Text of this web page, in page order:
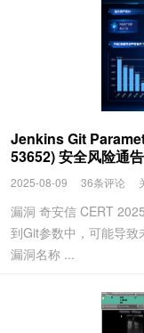
Jenkins Git
53652) 安全风险通告
2025-08-09 36条评论
漏洞 奇安信 CERT
到Git参数中，可能导
漏洞名称 ...